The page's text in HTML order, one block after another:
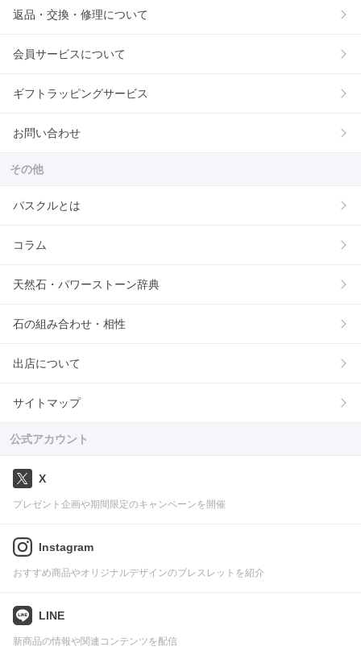
返品・交換・修理について
会員サービスについて
ギフトラッピングサービス
お問い合わせ
その他
パスクルとは
コラム
天然石・パワーストーン辞典
石の組み合わせ・相性
出店について
サイトマップ
公式アカウント
X
プレゼント企画や期間限定のキャンペーンを開催
Instagram
おすすめ商品やオリジナルデザインのブレスレットを紹介
LINE
新商品の情報や関連コンテンツを配信